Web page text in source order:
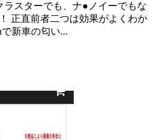
スターでも、ナ●ノイーでもな
正直前者二つは効果がよくわか
新車の匂い...